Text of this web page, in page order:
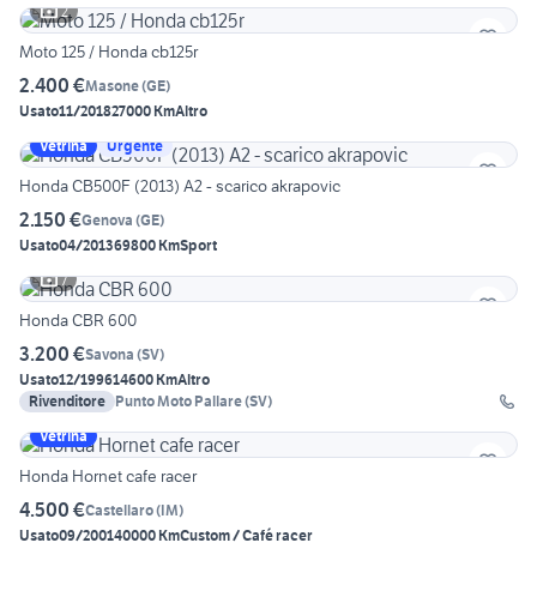
2
Moto 125 / Honda cb125r
2.400 €Masone(GE)
Usato11/201827000 KmAltro
Vetrina
Urgente
Honda CB500F (2013) A2 - scarico akrapovic
2.150 €Genova (GE)
Usato04/201369800 KmSport
7
Honda CBR 600
3.200 €Savona (SV)
Usato12/199614600 KmAltro
Rivenditore Punto Moto Pallare (SV)
Vetrina
Honda Hornet cafe racer
4.500 €Castellaro(IM)
Usato09/200140000 KmCustom / Café racer